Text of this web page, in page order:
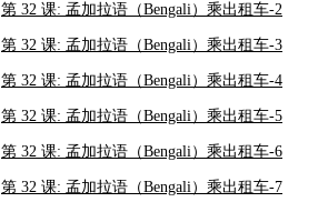
第 32 课: 孟加拉语（Bengali）乘出租车-2
第 32 课: 孟加拉语（Bengali）乘出租车-3
第 32 课: 孟加拉语（Bengali）乘出租车-4
第 32 课: 孟加拉语（Bengali）乘出租车-5
第 32 课: 孟加拉语（Bengali）乘出租车-6
第 32 课: 孟加拉语（Bengali）乘出租车-7